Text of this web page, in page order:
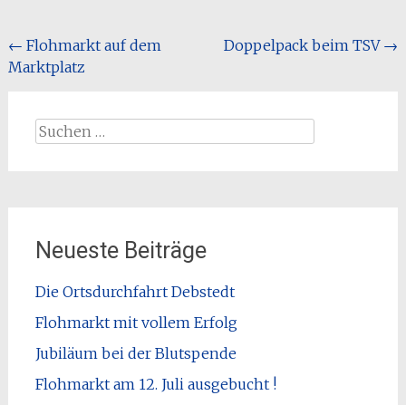
Beitragsnavigation
← Flohmarkt auf dem
Marktplatz
Doppelpack beim TSV →
Suchen
Neueste Beiträge
Die Ortsdurchfahrt Debstedt
Flohmarkt mit vollem Erfolg
Jubiläum bei der Blutspende
Flohmarkt am 12. Juli ausgebucht !